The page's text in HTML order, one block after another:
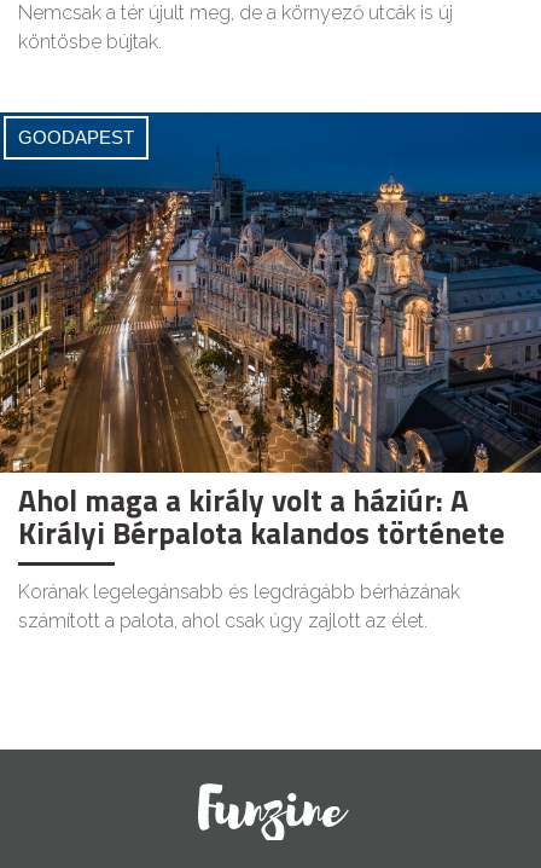
Nemcsak a tér újult meg, de a környező utcák is új
köntösbe bújtak.
GOODAPEST
Ahol maga a király volt a háziúr: A
Királyi Bérpalota kalandos története
Korának legelegánsabb és legdrágább bérházának
számított a palota, ahol csak úgy zajlott az élet.